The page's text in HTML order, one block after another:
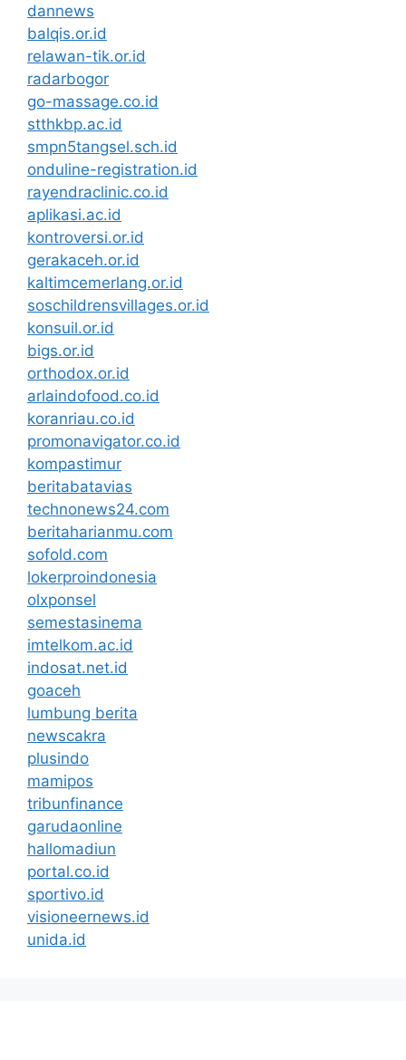
dannews
balqis.or.id
relawan-tik.or.id
radarbogor
go-massage.co.id
stthkbp.ac.id
smpn5tangsel.sch.id
onduline-registration.id
rayendraclinic.co.id
aplikasi.ac.id
kontroversi.or.id
gerakaceh.or.id
kaltimcemerlang.or.id
soschildrensvillages.or.id
konsuil.or.id
bigs.or.id
orthodox.or.id
arlaindofood.co.id
koranriau.co.id
promonavigator.co.id
kompastimur
beritabatavias
technonews24.com
beritaharianmu.com
sofold.com
lokerproindonesia
olxponsel
semestasinema
imtelkom.ac.id
indosat.net.id
goaceh
lumbung berita
newscakra
plusindo
mamipos
tribunfinance
garudaonline
hallomadiun
portal.co.id
sportivo.id
visioneernews.id
unida.id